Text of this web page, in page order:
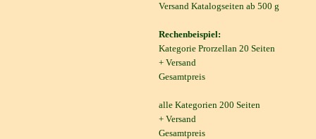
Versand Katalogseiten ab 500 g
Rechenbeispiel:
Kategorie Prorzellan 20 Seiten
+ Versand
Gesamtpreis
alle Kategorien 200 Seiten
+ Versand
Gesamtpreis